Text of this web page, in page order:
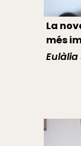
La
més
Eulàlia